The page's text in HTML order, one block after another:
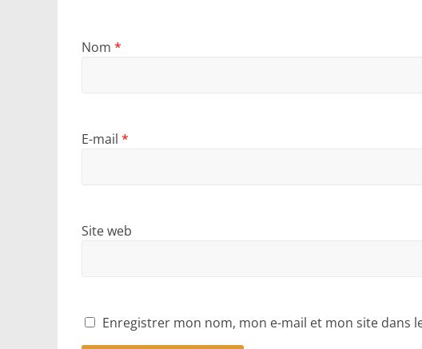
Nom *
E-mail *
Site web
Enregistrer mon nom, mon e-mail et mon site